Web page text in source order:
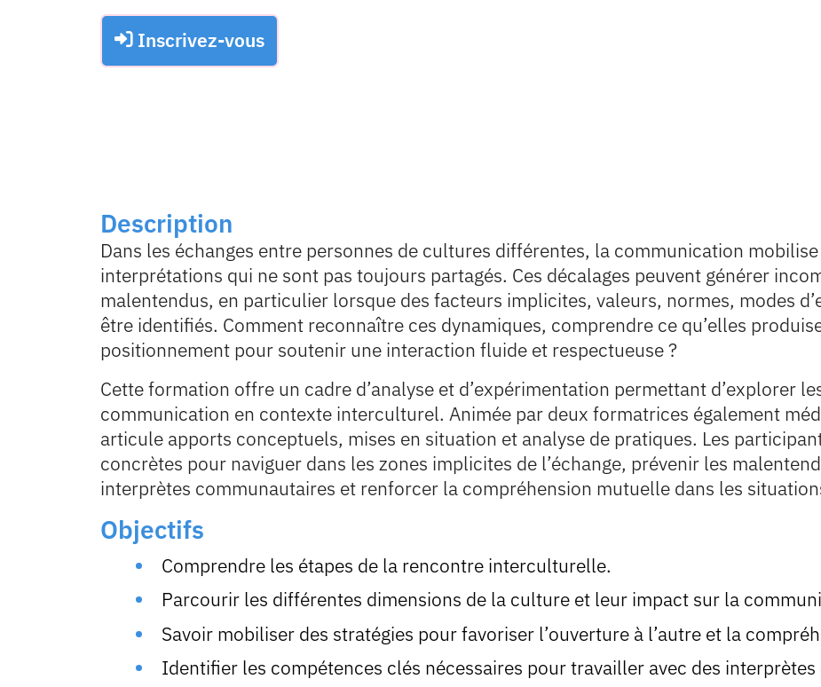
Inscrivez-vous
Description
Dans les échanges entre personnes de cultures différentes, la communication
interprétations qui ne sont pas toujours partagés. Ces décalages peuvent générer
malentendus, en particulier lorsque des facteurs implicites, valeurs, normes, modes
être identifiés. Comment reconnaître ces dynamiques, comprendre ce qu’elles
positionnement pour soutenir une interaction fluide et respectueuse ?
Cette formation offre un cadre d’analyse et d’expérimentation permettant d’explorer
communication en contexte interculturel. Animée par deux formatrices également
articule apports conceptuels, mises en situation et analyse de pratiques. Les
concrètes pour naviguer dans les zones implicites de l’échange, prévenir les
interprètes communautaires et renforcer la compréhension mutuelle dans les
Objectifs
Comprendre les étapes de la rencontre interculturelle.
Parcourir les différentes dimensions de la culture et leur impact sur la
Savoir mobiliser des stratégies pour favoriser l’ouverture à l’autre et la
Identifier les compétences clés nécessaires pour travailler avec des